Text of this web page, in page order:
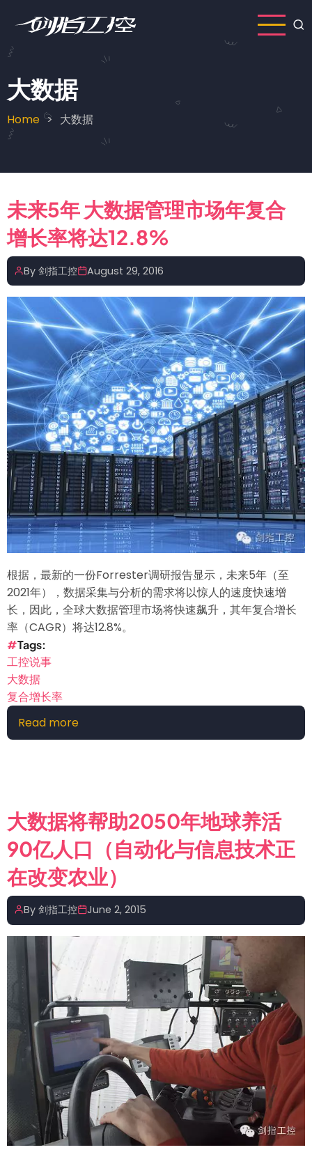
main
content
大数据
Breadcrumb
Home 大数据
未来5年 大数据管理市场年复合
增长率将达12.8%
By 剑指工控 August 29, 2016
根据，最新的一份Forrester调研报告显示，未来5年（至
2021年），数据采集与分析的需求将以惊人的速度快速增
长，因此，全球大数据管理市场将快速飙升，其年复合增长
率（CAGR）将达12.8%。
Tags
工控说事
大数据
复合增长率
Read more
未
大
数
据
管
理
市
场
合
增
长
率
将
12.8%
大数据将帮助2050年地球养活
90亿人口（自动化与信息技术正
在改变农业）
By 剑指工控 June 2, 2015